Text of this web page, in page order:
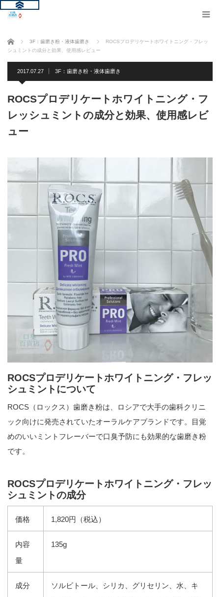
ホーム 3F：歯磨き粉・液体歯磨き
ROCSプロデリケートホワイトニング・フレッ
シュミントの成分と効果、使用感レビュー
2017.07.27 3F：歯磨き粉・液体歯磨き
ROCSプロデリケートホワイトニング・フ
レッシュミントの成分と効果、使用感レビ
ュー
ROCSプロデリケートホワイトニング・フレッ
シュミントについて
ROCS（ロックス）歯磨き粉は、ロシアで大手の歯科クリニ
ック向けに発売されていたオーラルケアブランドです。目覚
めのいいミントフレーバーで口臭予防にも効果的な歯磨き粉
です。
ROCSプロデリケートホワイトニング・フレッ
シュミントの成分
価格 1,820円（税込）
内容
量
135g
成分
ソルビトール、シリカ、グリセリン、水、キ